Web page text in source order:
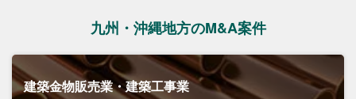
九州・沖縄地方のM&A案件
建築金物販売業・建築工事業